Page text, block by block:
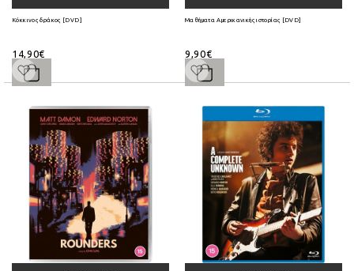
Κόκκινος δράκος [DVD]
14,90€
Μαθήματα Αμερικανικής ιστορίας [DVD]
9,90€